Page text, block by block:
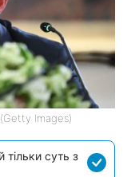
Images)
суть з